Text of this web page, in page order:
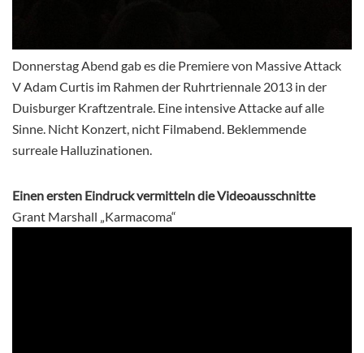
Donnerstag Abend gab es die Premiere von Massive Attack
V Adam Curtis im Rahmen der Ruhrtriennale 2013 in der
Duisburger Kraftzentrale. Eine intensive Attacke auf alle
Sinne. Nicht Konzert, nicht Filmabend. Beklemmende
surreale Halluzinationen.
Einen ersten Eindruck vermitteln die Videoausschnitte
Grant Marshall „Karmacoma“